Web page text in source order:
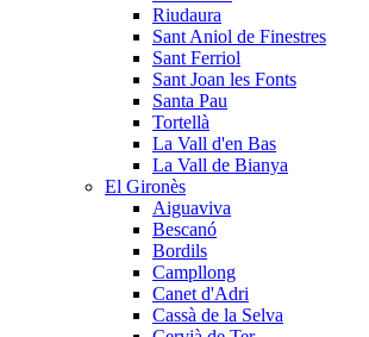
Riudaura
Sant Aniol de Finestres
Sant Ferriol
Sant Joan les Fonts
Santa Pau
Tortellà
La Vall d'en Bas
La Vall de Bianya
El Gironès
Aiguaviva
Bescanó
Bordils
Campllong
Canet d'Adri
Cassà de la Selva